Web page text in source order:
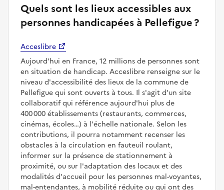
Quels sont les lieux accessibles aux
personnes handicapées à Pellefigue ?
Acceslibre
Aujourd'hui en France, 12 millions de personnes sont
en situation de handicap. Acceslibre renseigne sur le
niveau d'accessibilité des lieux de la commune de
Pellefigue qui sont ouverts à tous. Il s'agit d'un site
collaboratif qui référence aujourd'hui plus de
400 000 établissements (restaurants, commerces,
cinémas, écoles…) à l'échelle nationale. Selon les
contributions, il pourra notamment recenser les
obstacles à la circulation en fauteuil roulant,
informer sur la présence de stationnement à
proximité, ou sur l'adaptation des locaux et des
modalités d'accueil pour les personnes mal-voyantes,
mal-entendantes, à mobilité réduite ou qui ont des